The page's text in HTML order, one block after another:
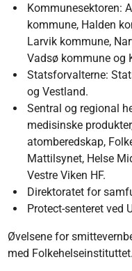
Kommunesektoren:
kommune, Halden
Larvik kommune,
Vadsø kommune og
Statsforvalterne:
og Vestland.
Sentral og regional
medisinske
atomberedskap,
Mattilsynet, Helse
Vestre Viken HF.
Direktoratet for
Protect-senteret ved
Øvelsene for
med Folkehelseinstituttet.